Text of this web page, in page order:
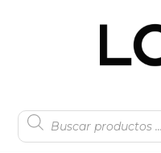
de
productos